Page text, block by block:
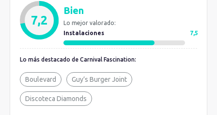
7,2
Bien
Lo mejor valorado:
Instalaciones
7,5
Lo más destacado de Carnival Fascination:
Boulevard Guy’s Burger Joint
Discoteca Diamonds